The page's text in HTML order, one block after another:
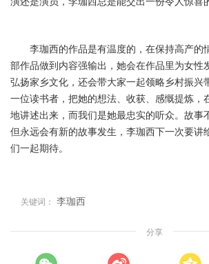
李珈西的作品是有温度的，在保持高产的
部作品做到内容强输出，她会在作品里为女性
弘扬家乡文化，还会带大家一起领略乡村振兴
一位读书者，把她的想法、收获、感慨提炼，
地讲述出来，而我们是她最忠实的听众。故事
但永远会有新的故事发生，李珈西下一次要讲
们一起期待。
关键词： 李珈西
分享